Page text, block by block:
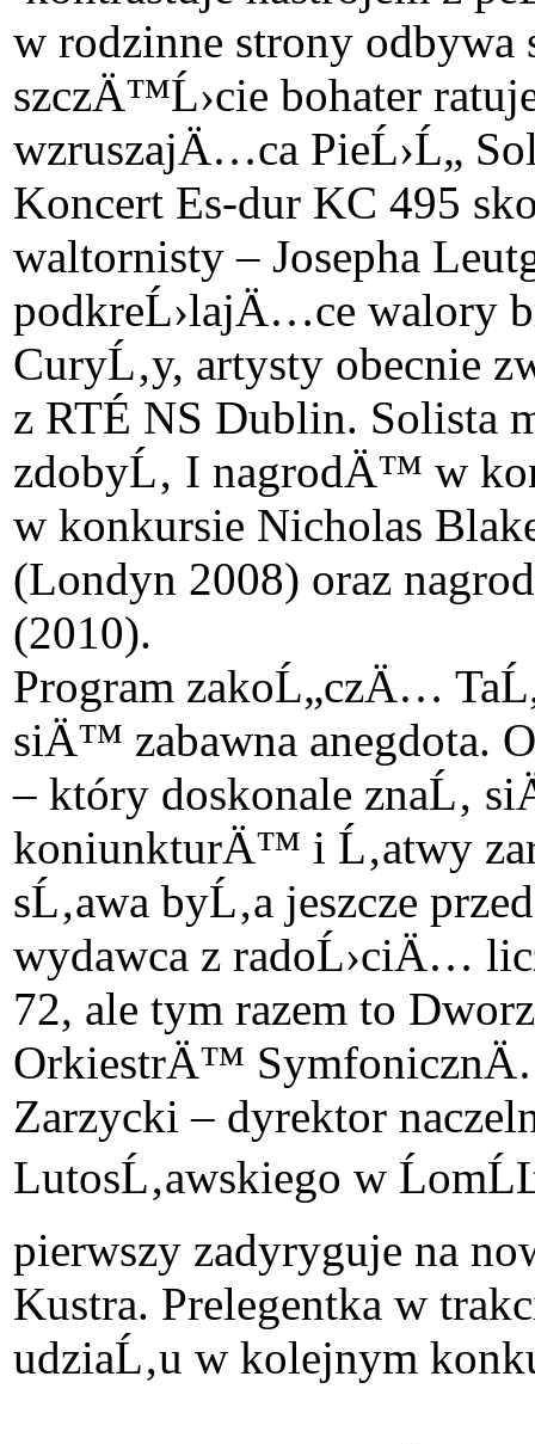
w rodzinne strony
szczÄ™Ĺ›cie bohater
wzruszajÄ…ca PieĹ›Ĺ„
Koncert Es-dur KC 495
waltornisty – Josepha
podkreĹ›lajÄ…ce walory
CuryĹ‚y, artysty obecnie
z RTÉ NS Dublin. Solista
zdobyĹ‚ I nagrodÄ™ w
w konkursie Nicholas
(Londyn 2008) oraz
(2010).
Program zakoĹ„czÄ…
siÄ™ zabawna anegdota.
– który doskonale znaĹ‚
koniunkturÄ™ i Ĺ‚atwy
sĹ‚awa byĹ‚a jeszcze
wydawca z radoĹ›ciÄ…
72, ale tym razem to
OrkiestrÄ™
Zarzycki – dyrektor
LutosĹ‚awskiego w
pierwszy zadyryguje na
Kustra. Prelegentka w
udziaĹ‚u w kolejnym